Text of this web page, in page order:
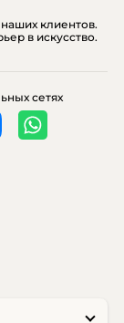
клиентов.
в искусство.
сетях